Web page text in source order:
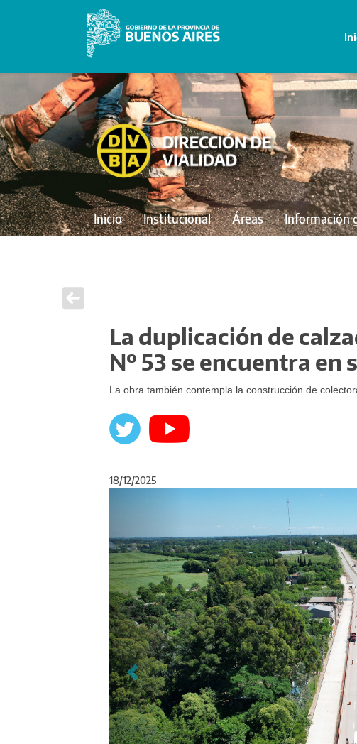
Inicio Institucional Áreas Información
La duplicación de
Nº 53 se encuentra en
La obra también contempla la construcción de
18/12/2025